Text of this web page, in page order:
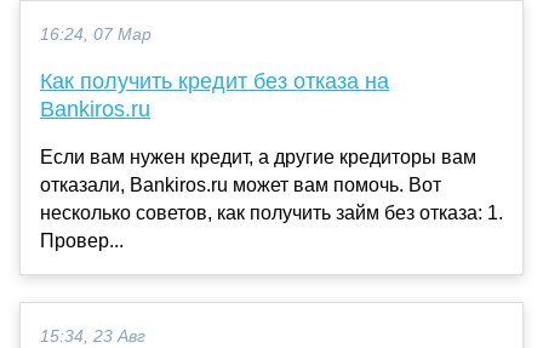
16:24, 07 Мар
Как получить кредит без отказа на
Bankiros.ru
Если вам нужен кредит, а другие кредиторы вам
отказали, Bankiros.ru может вам помочь. Вот
несколько советов, как получить займ без отказа: 1.
Провер...
15:34, 23 Авг